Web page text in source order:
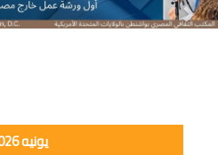
يونيه 2026